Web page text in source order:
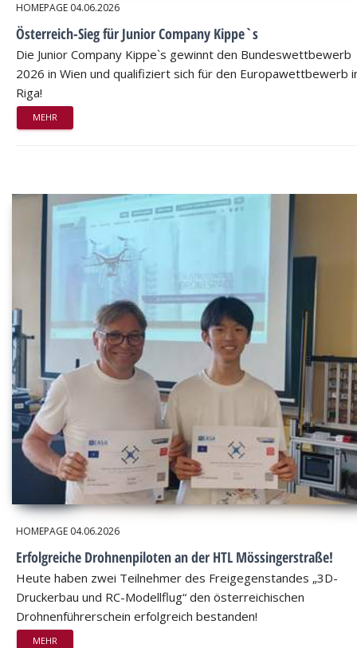
HOMEPAGE 04.06.2026
Österreich-Sieg für Junior Company Kippe`s
Die Junior Company Kippe`s gewinnt den Bundeswettbewerb
2026 in Wien und qualifiziert sich für den Europawettbewerb
Riga!
MEHR
HOMEPAGE 04.06.2026
Erfolgreiche Drohnenpiloten an der HTL Mössingerstraße!
Heute haben zwei Teilnehmer des Freigegenstandes „3D-
Druckerbau und RC-Modellflug“ den österreichischen
Drohnenführerschein erfolgreich bestanden!
MEHR